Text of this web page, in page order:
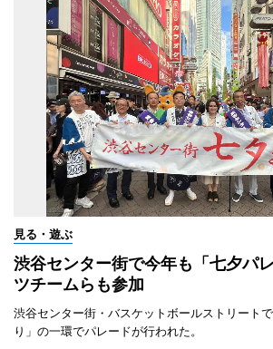
見る・遊ぶ
渋谷センター街で今年も「七夕パ
ツチームらも参加
渋谷センター街・バスケットボールストリート
り」の一環でパレードが行われた。